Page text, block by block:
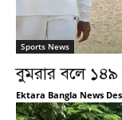
Sports News
বুমরার বলে ১৪৯
Ektara Bangla News